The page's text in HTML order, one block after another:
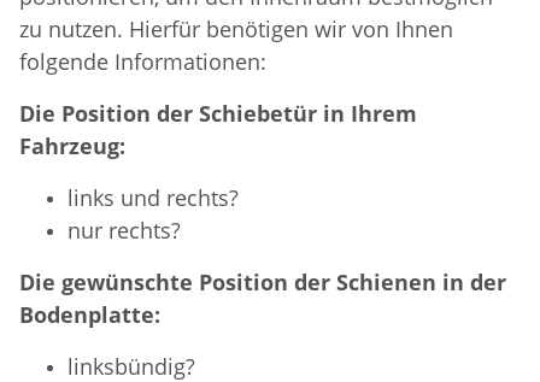
zu nutzen. Hierfür benötigen wir von Ihnen
folgende Informationen:
Die Position der Schiebetür in Ihrem
Fahrzeug:
links und rechts?
nur rechts?
Die gewünschte Position der Schienen in der
Bodenplatte:
linksbündig?